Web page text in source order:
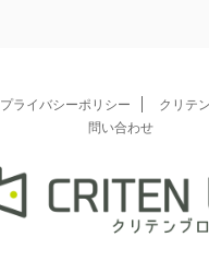
プライバシーポリシー クリテ
問い合わせ